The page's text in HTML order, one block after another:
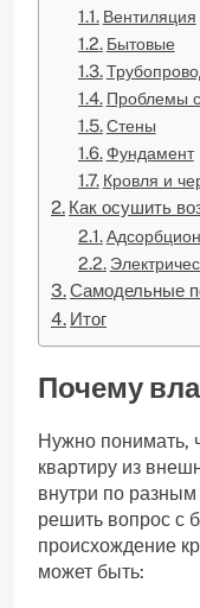
Вентиляция
Бытовые
Проблемы
Стены
Фундамент
Кровля и
Как осушить
Самодельные
Итог
Почему
Нужно понимать,
квартиру из
внутри по
решить вопрос с
происхождение
может быть: